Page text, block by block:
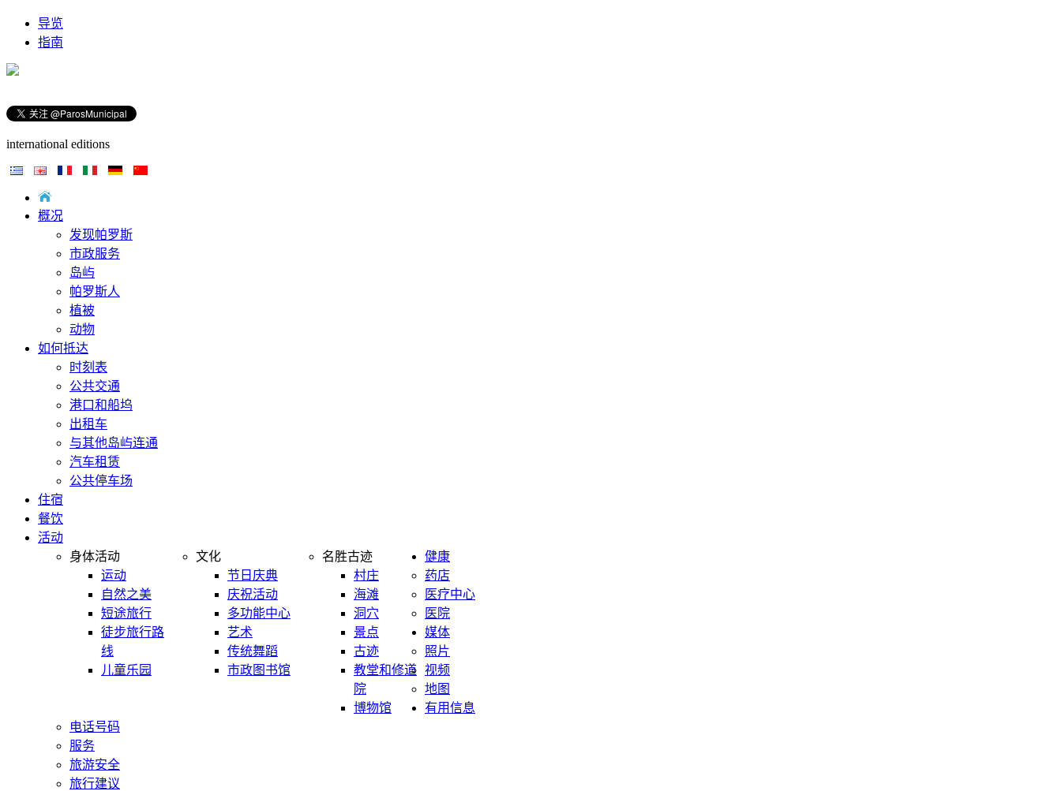
导览
指南
international editions
概况
发现帕罗斯
市政服务
岛屿
帕罗斯人
植被
动物
如何抵达
时刻表
公共交通
港口和船坞
出租车
与其他岛屿连通
汽车租赁
公共停车场
住宿
餐饮
活动
身体活动
运动
自然之美
短途旅行
徒步旅行路
线
儿童乐园
文化
节日庆典
庆祝活动
多功能中心
艺术
传统舞蹈
市政图书馆
名胜古迹
村庄
海滩
洞穴
景点
古迹
教堂和修道
院
博物馆
健康
药店
医疗中心
医院
媒体
照片
视频
地图
有用信息
电话号码
服务
旅游安全
旅行建议